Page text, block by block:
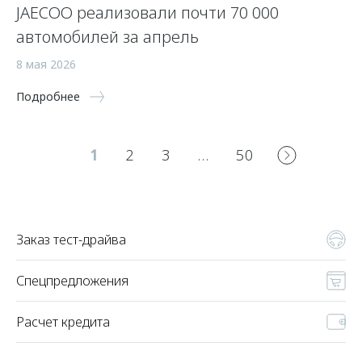
JAECOO реализовали почти 70 000
автомобилей за апрель
8 мая 2026
Подробнее
1 2 3 … 50
Заказ тест-драйва
Спецпредложения
Расчет кредита